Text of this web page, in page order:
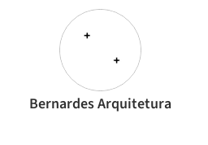
Bernardes Arquitetura